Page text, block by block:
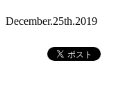
December.25th.2019